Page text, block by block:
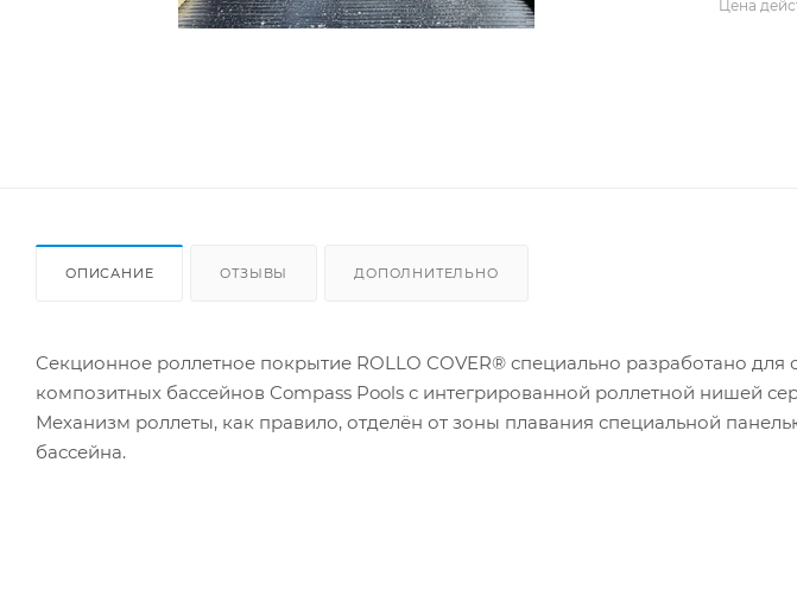
Цена
ОПИСАНИЕ ОТЗЫВЫ ДОПОЛНИТЕЛЬНО
Секционное роллетное покрытие ROLLO COVER® специально разработано для
композитных бассейнов Compass Pools с интегрированной роллетной нишей
Механизм роллеты, как правило, отделён от зоны плавания специальной
бассейна.